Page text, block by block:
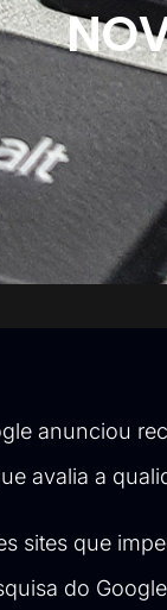
anunciou
avalia a
sites que
do